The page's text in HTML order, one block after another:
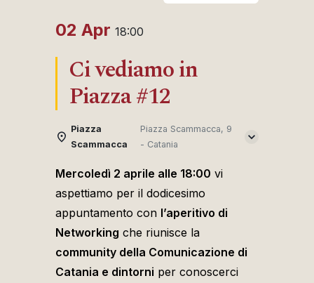
02 Apr 18:00
Ci vediamo in
Piazza #12
Piazza
Scammacca
Piazza Scammacca, 9
- Catania
Mercoledì 2 aprile alle 18:00 vi
aspettiamo per il dodicesimo
appuntamento con l’aperitivo di
Networking che riunisce la
community della Comunicazione di
Catania e dintorni per conoscerci